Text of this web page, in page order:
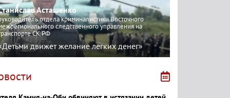
Асташенко
отдела криминалистики Восточного
следственного управления на
СК РФ
движет желание легких денег»